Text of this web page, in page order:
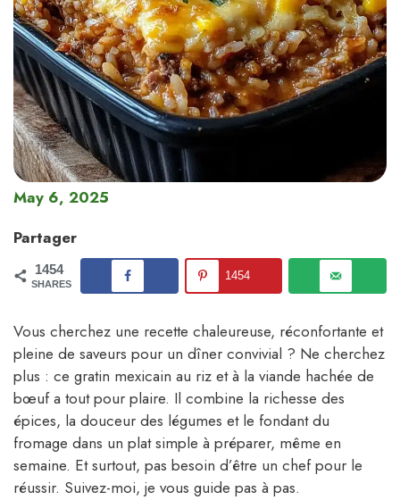
May 6, 2025
Partager
1454
SHARES
1454
Vous cherchez une recette chaleureuse, réconfortante et
pleine de saveurs pour un dîner convivial ? Ne cherchez
plus : ce gratin mexicain au riz et à la viande hachée de
bœuf a tout pour plaire. Il combine la richesse des
épices, la douceur des légumes et le fondant du
fromage dans un plat simple à préparer, même en
semaine. Et surtout, pas besoin d’être un chef pour le
réussir. Suivez-moi, je vous guide pas à pas.